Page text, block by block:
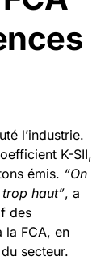
l’industrie.
K-SII,
émis. “On
haut”, a
des
la FCA, en
secteur.